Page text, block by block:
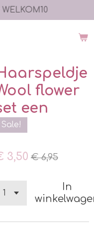
flower
een
Sale!
3,50 € 6,95
In